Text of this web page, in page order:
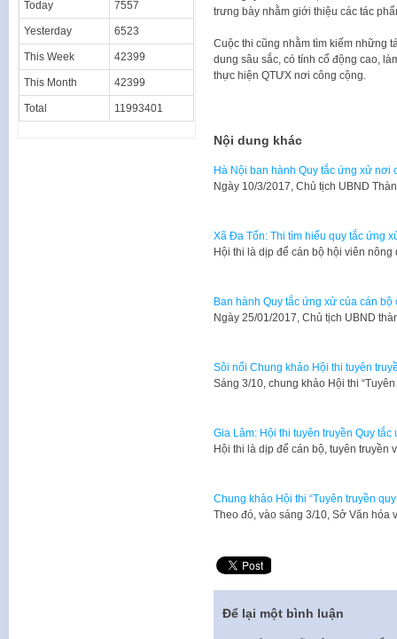
trưng bày nhằm giới thiệu các tác
Cuộc thi cũng nhằm tìm kiếm những
dung sâu sắc, có tính cổ động cao,
thực hiện QTƯX nơi công cộng.
Nội dung khác
Hà Nội ban hành Quy tắc ứng xử nơi
Ngày 10/3/2017, Chủ tịch UBND
Xã Đa Tốn: Thi tìm hiểu quy tắc ứng
Hội thi là dịp để cán bộ hội viên
Ban hành Quy tắc ứng xử của cán
Ngày 25/01/2017, Chủ tịch UBND
Sôi nổi Chung khảo Hội thi tuyên
Sáng 3/10, chung khảo Hội thi
Gia Lâm: Hội thi tuyên truyền Quy
Hội thi là dịp để cán bộ, tuyên
Chung khảo Hội thi “Tuyên truyền
Theo đó, vào sáng 3/10, Sở Văn hóa
Để lại một bình luận
Today 7557
Yesterday 6523
This Week 42399
This Month 42399
Total 11993401